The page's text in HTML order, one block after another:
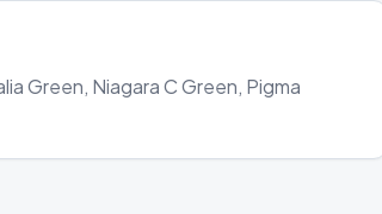
Green, Niagara C Green, Pigma